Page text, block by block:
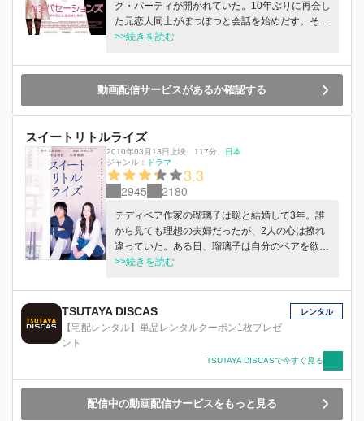
グ・パーティが開かれていた。10年ぶりに再会し
た元恋人同士がぽつぽつと会話を始めだす。その
後、誰もいないフロアで2人だけのスローダンス
り込み…。
>>続きを読む
動画配信サービスがあるか確認する
スイートリトルライズ
2010年03月13日上映 117分
日本
ジャンル：
ドラマ
3.3
2945 2180
テディベア作家の瑠璃子は聡と結婚して3年。誰
から見ても理想の夫婦だったが、2人の心は擦れ
違っていた。ある日、瑠璃子は自分のベアを欲し
がる青年・春夫に出会い、恋に落ちる。聡もま
れて恋を始める。
>>続きを読む
TSUTAYA DISCAS
【宅配レンタル】単品レンタルクーポン1枚プレゼ
ント
レンタル
TSUTAYA DISCASで今すぐ見る
配信中の動画配信サービスをもっと見る